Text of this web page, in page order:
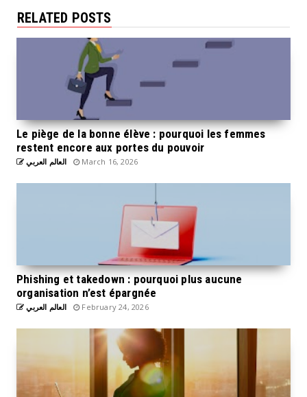
RELATED POSTS
Le piège de la bonne élève : pourquoi les femmes
restent encore aux portes du pouvoir
العالم العربي March 16, 2026
Phishing et takedown : pourquoi plus aucune
organisation n’est épargnée
العالم العربي February 24, 2026